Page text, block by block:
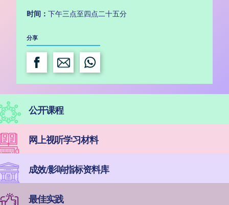
时间：下午三点至四点二十五分
分享
公开课程
网上视听学习材料
成效/影响指标资料库
最佳实践